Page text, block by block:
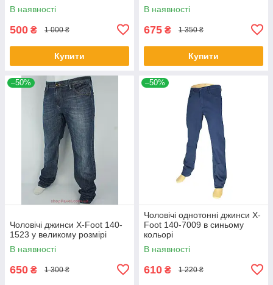
В наявності
500 ₴ 1 000 ₴
Купити
В наявності
675 ₴ 1 350 ₴
Купити
–50%
Чоловічі джинси X-Foot 140-
1523 у великому розмірі
В наявності
650 ₴ 1 300 ₴
–50%
Чоловічі однотонні джинси X-
Foot 140-7009 в синьому
кольорі
В наявності
610 ₴ 1 220 ₴